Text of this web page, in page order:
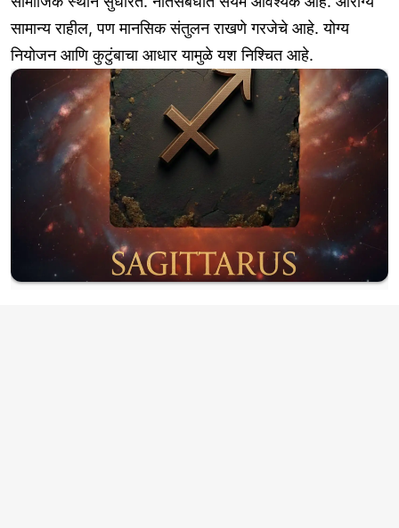
सामान्य राहील, पण मानसिक संतुलन राखणे गरजेचे आहे. योग्य
नियोजन आणि कुटुंबाचा आधार यामुळे यश निश्चित आहे.